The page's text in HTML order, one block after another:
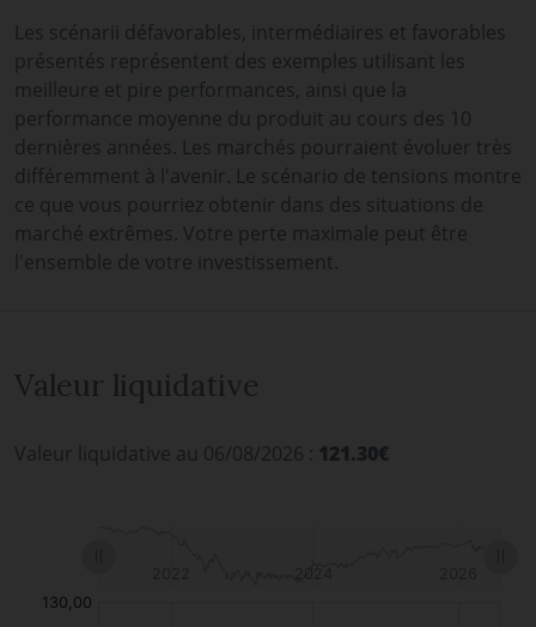
Les scénarii défavorables, intermédiaires et favorables
présentés représentent des exemples utilisant les
meilleure et pire performances, ainsi que la
performance moyenne du produit au cours des 10
dernières années. Les marchés pourraient évoluer très
différemment à l'avenir. Le scénario de tensions montre
ce que vous pourriez obtenir dans des situations de
marché extrêmes. Votre perte maximale peut être
l'ensemble de votre investissement.
Valeur liquidative
Valeur liquidative au 06/08/2026 : 121.30€